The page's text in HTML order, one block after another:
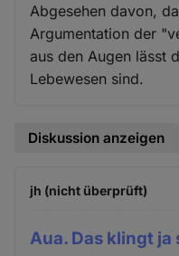
Abgesehen davon,
Argumentation der
aus den Augen lässt
Lebewesen sind.
Diskussion anzeigen
jh (nicht überprüft)
Aua. Das klingt ja